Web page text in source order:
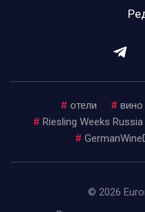
# отели # вино
# Riesling Weeks Russia
#
© 2026